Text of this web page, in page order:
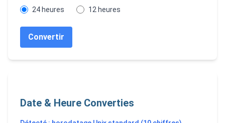
24 heures
12 heures
Convertir
Date & Heure Converties